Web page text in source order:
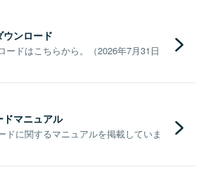
ンロード
ードはこちらから。（2026年7月31日
マニュアル
ドに関するマニュアルを掲載していま